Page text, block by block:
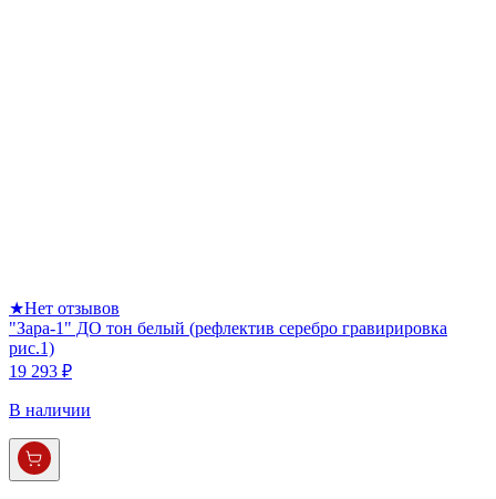
★Нет отзывов
"Зара-1" ДО тон белый (рефлектив серебро гравирировка
рис.1)
19 293 ₽
В наличии